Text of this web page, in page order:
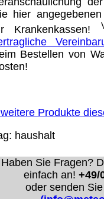
hier
Krankenkassen!
Bestellen von
Produkte
haushalt
Haben Sie Fragen?
einfach an!+49/
oder senden
ggf. mit zu
dadurch verhindert
von
Hiermit
von allen
auf unserer
Inhalte nicht zu
gilt für alle auf
Links.
Kommission stellt
Streitbeilegung
finden Sie unter
consumers/odr/
Impressum AGB
Urheberrechte